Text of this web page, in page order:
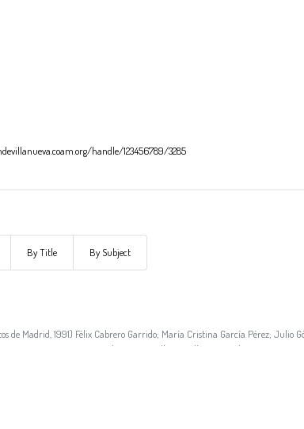
handle/123456789/3285
By Title By Subject
de Madrid 1991) Félix Cabrero Garrido; María Cristina García Pérez; Julio
José Luis Sancho Gaspar Alberto Tellería Bartolomé Virginia